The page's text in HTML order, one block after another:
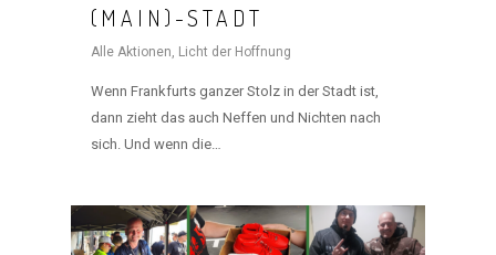
(MAIN)-STADT
Alle Aktionen, Licht der Hoffnung
Wenn Frankfurts ganzer Stolz in der Stadt ist,
dann zieht das auch Neffen und Nichten nach
sich. Und wenn die…